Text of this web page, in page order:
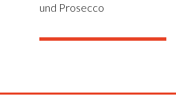
und Prosecco